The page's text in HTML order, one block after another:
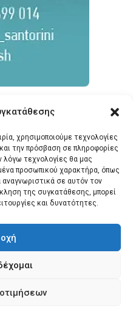
χρησιμοποιούμε τεχνολογίες
την πρόσβαση σε πληροφορίες
τεχνολογίες θα μας
προσωπικού χαρακτήρα, όπως
σε αυτόν τον
της συγκατάθεσης, μπορεί
και δυνατότητες.